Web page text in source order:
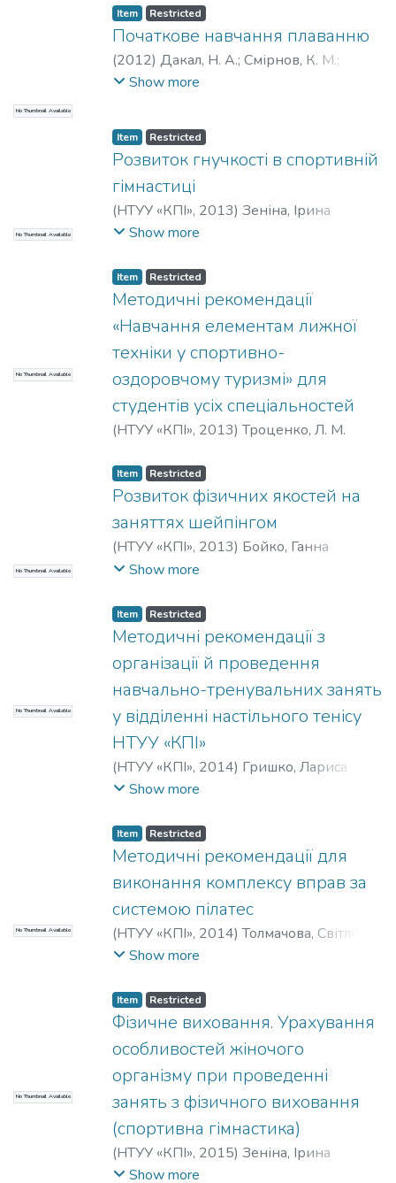
студентів НТУУ «КПІ». Для фахівців з
фізичного виховання і спорту, та
студентів, які цікавляться питаннями
туристських походів і підвищення рівня
No Thumbnail Available
Item Restricted
Початкове навчання плаванню
(2012) Дакал, Н. А.; Смірнов, К. М.;
Щеглов, Є. М.
Show more
No Thumbnail Available
Item Restricted
Розвиток гнучкості в спортивній
гімнастиці
(НТУУ «КПІ», 2013) Зеніна, Ірина
Володимирівна
Show more
No Thumbnail Available
Item Restricted
Методичні рекомендації
«Навчання елементам лижної
техніки у спортивно-
оздоровчому туризмі» для
студентів усіх спеціальностей
(НТУУ «КПІ», 2013)Троценко, Л. М.
No Thumbnail Available
Item Restricted
Розвиток фізичних якостей на
заняттях шейпінгом
(НТУУ «КПІ», 2013) Бойко, Ганна
Леонідівна;Твердохліб, Олена
Шарафутдінова, Санія Умяровна
Гаврилова, Наталія Євгенівна
Show more
No Thumbnail Available
Item Restricted
Методичні рекомендації з
організації й проведення
навчально-тренувальних занять
у відділенні настільного тенісу
НТУУ «КПІ»
(НТУУ «КПІ», 2014) Гришко, Лариса
Григорівна;Чиченьова, Оксана
Костянтинович
Show more
No Thumbnail Available
Item Restricted
Методичні рекомендації для
виконання комплексу вправ за
системою пілатес
(НТУУ «КПІ», 2014)Толмачова, Світлана
Єгорівна;Іванюта, Наталія Вікторівна
Show more
No Thumbnail Available
Item Restricted
Фізичне виховання. Урахування
особливостей жіночого
організму при проведенні
занять з фізичного виховання
(спортивна гімнастика)
(НТУУ «КПІ», 2015) Зеніна, Ірина
Володимирівна
Show more